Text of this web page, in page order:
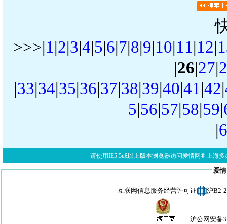
>>>|1|2|3|4|5|6|7|8|9|10|11|12|
|26|27|
|33|34|35|36|37|38|39|40|41|42|
5|56|57|58|59|
|
请使用IE5.5或以上版本浏览器访问爱情网® 上海多
爱
互联网信息服务经营许可证 沪B2-
沪公网安备